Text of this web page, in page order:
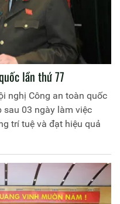
lần thứ 77
nghị Công an toàn quốc
sau 03 ngày làm việc
trí tuệ và đạt hiệu quả